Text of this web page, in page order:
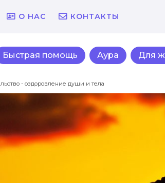
О НАС КОНТАКТЫ
Быстрая помощь Аура Для
- оздоровление души и тела